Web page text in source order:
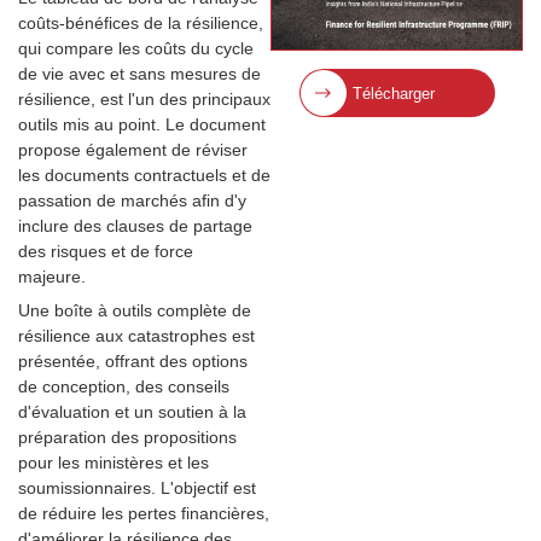
coûts-bénéfices de la résilience,
qui compare les coûts du cycle
de vie avec et sans mesures de
résilience, est l'un des principaux
outils mis au point. Le document
propose également de réviser
les documents contractuels et de
passation de marchés afin d'y
inclure des clauses de partage
des risques et de force
majeure.
Une boîte à outils complète de
résilience aux catastrophes est
présentée, offrant des options
de conception, des conseils
d'évaluation et un soutien à la
préparation des propositions
pour les ministères et les
soumissionnaires. L'objectif est
de réduire les pertes financières,
Télécharger